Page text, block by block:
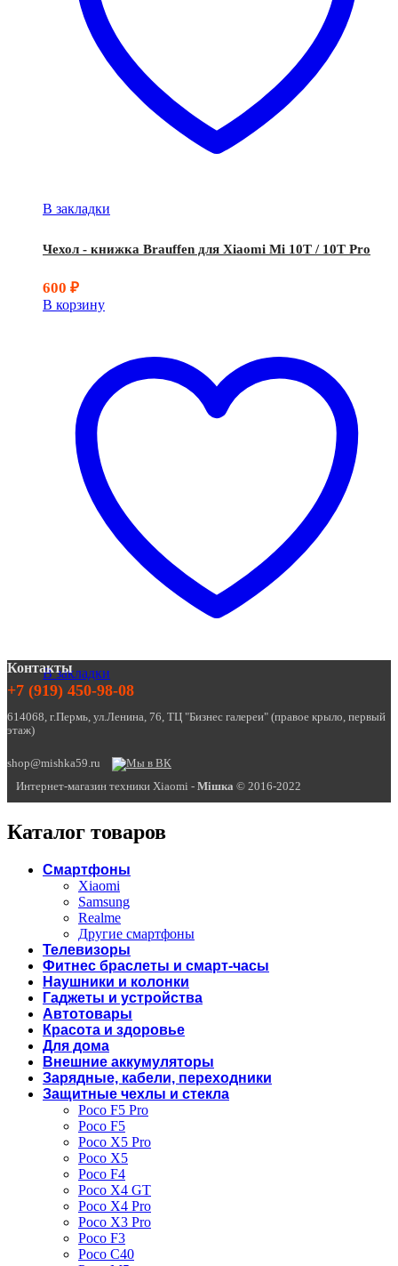
В закладки
Чехол - книжка Brauffen для Xiaomi Mi 10T / 10T Pro
600 ₽
В корзину
В закладки
Контакты
+7 (919) 450-98-08
614068, г.Пермь, ул.Ленина, 76, ТЦ "Бизнес галереи" (правое крыло, первый
этаж)
shop@mishka59.ru
Интернет-магазин техники Xiaomi - Miшка © 2016-2022
Каталог товаров
Смартфоны
Xiaomi
Samsung
Realme
Другие смартфоны
Телевизоры
Фитнес браслеты и смарт-часы
Наушники и колонки
Гаджеты и устройства
Автотовары
Красота и здоровье
Для дома
Внешние аккумуляторы
Зарядные, кабели, переходники
Защитные чехлы и стекла
Poco F5 Pro
Poco F5
Poco X5 Pro
Poco X5
Poco F4
Poco X4 GT
Poco X4 Pro
Poco X3 Pro
Poco F3
Poco C40